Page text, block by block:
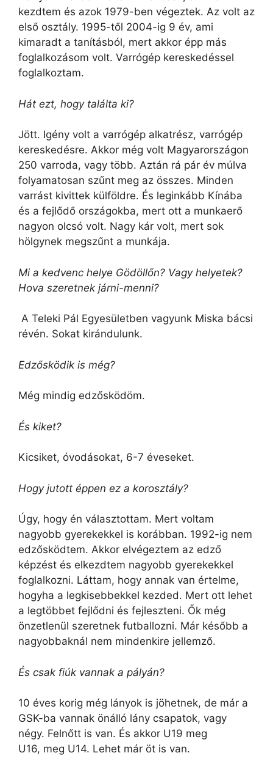
kezdtem és azok 1979-ben végeztek. Az volt az
első osztály. 1995-től 2004-ig 9 év, ami
kimaradt a tanításból, mert akkor épp más
foglalkozásom volt. Varrógép kereskedéssel
foglalkoztam.
Hát ezt, hogy találta ki?
Jött. Igény volt a varrógép alkatrész, varrógép
kereskedésre. Akkor még volt Magyarországon
250 varroda, vagy több. Aztán rá pár év múlva
folyamatosan szűnt meg az összes. Minden
varrást kivittek külföldre. És leginkább Kínába
és a fejlődő országokba, mert ott a munkaerő
nagyon olcsó volt. Nagy kár volt, mert sok
hölgynek megszűnt a munkája.
Mi a kedvenc helye Gödöllőn? Vagy helyetek?
Hova szeretnek járni-menni?
A Teleki Pál Egyesületben vagyunk Miska bácsi
révén. Sokat kirándulunk.
Edzősködik is még?
Még mindig edzősködöm.
És kiket?
Kicsiket, óvodásokat, 6-7 éveseket.
Hogy jutott éppen ez a korosztály?
Úgy, hogy én választottam. Mert voltam
nagyobb gyerekekkel is korábban. 1992-ig nem
edzősködtem. Akkor elvégeztem az edző
képzést és elkezdtem nagyobb gyerekekkel
foglalkozni. Láttam, hogy annak van értelme,
hogyha a legkisebbekkel kezded. Mert ott lehet
a legtöbbet fejlődni és fejleszteni. Ők még
önzetlenül szeretnek futballozni. Már később a
nagyobbaknál nem mindenkire jellemző.
És csak fiúk vannak a pályán?
10 éves korig még lányok is jöhetnek, de már a
GSK-ba vannak önálló lány csapatok, vagy
négy. Felnőtt is van. És akkor U19 meg
U16, meg U14. Lehet már öt is van.